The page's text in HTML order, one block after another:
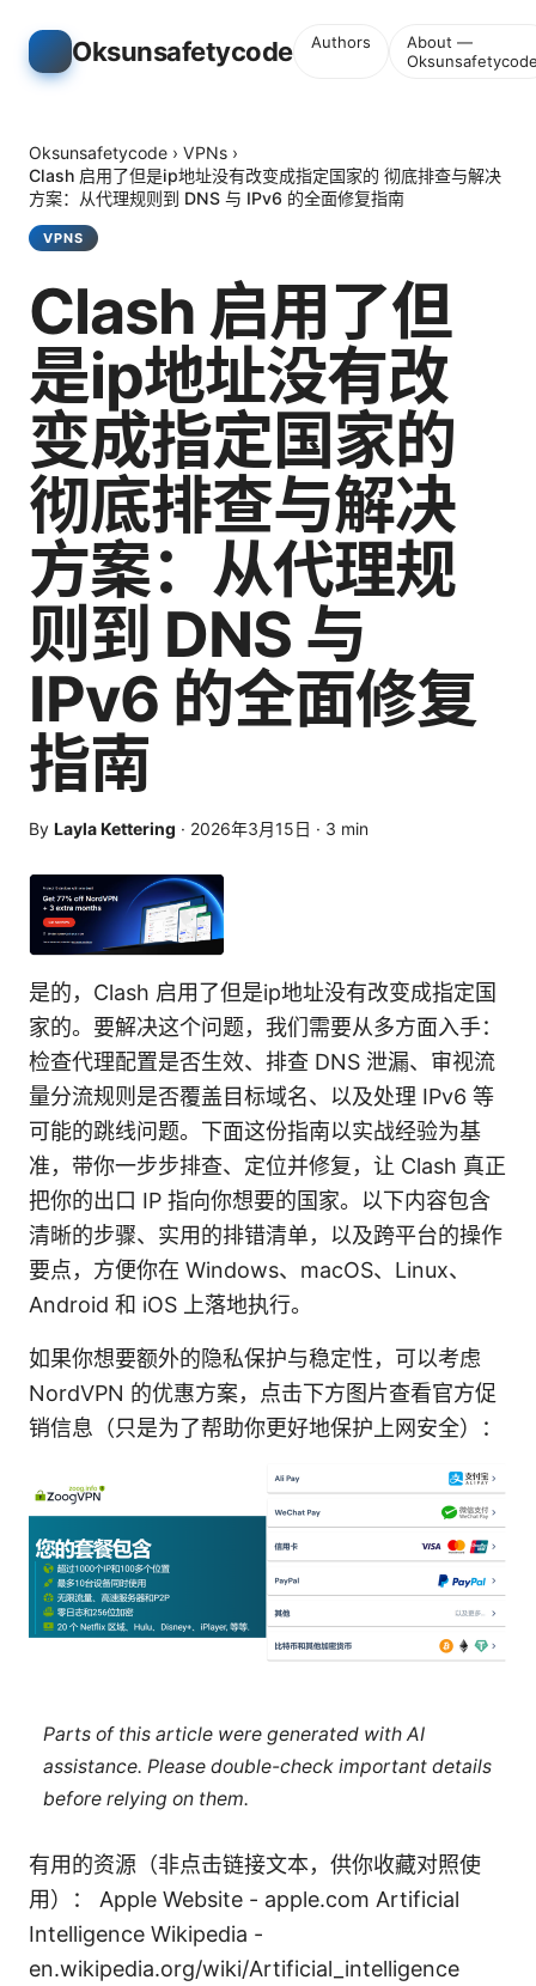
Oksunsafetycode Authors
About —
Oksunsafetycode › VPNs ›
Clash 启用了但是ip地址没有改变成指定国家的 彻底排查与解决
方案：从代理规则到 DNS 与 IPv6 的全面修复指南
VPNS
Clash 启用了但
是ip地址没有改
变成指定国家的
彻底排查与解决
方案：从代理规
则到 DNS 与
IPv6 的全面修复
指南
By Layla Kettering · 2026年3月15日 · 3 min
是的，Clash 启用了但是ip地址没有改变成指定国
家的。要解决这个问题，我们需要从多方面入手：
检查代理配置是否生效、排查 DNS 泄漏、审视流
量分流规则是否覆盖目标域名、以及处理 IPv6 等
可能的跳线问题。下面这份指南以实战经验为基
准，带你一步步排查、定位并修复，让 Clash 真正
把你的出口 IP 指向你想要的国家。以下内容包含
清晰的步骤、实用的排错清单，以及跨平台的操作
要点，方便你在 Windows、macOS、Linux、
Android 和 iOS 上落地执行。
如果你想要额外的隐私保护与稳定性，可以考虑
NordVPN 的优惠方案，点击下方图片查看官方促
销信息（只是为了帮助你更好地保护上网安全）：
Parts of this article were generated with AI
assistance. Please double-check important details
before relying on them.
有用的资源（非点击链接文本，供你收藏对照使
用）： Apple Website - apple.com Artificial
Intelligence Wikipedia -
en.wikipedia.org/wiki/Artificial_intelligence